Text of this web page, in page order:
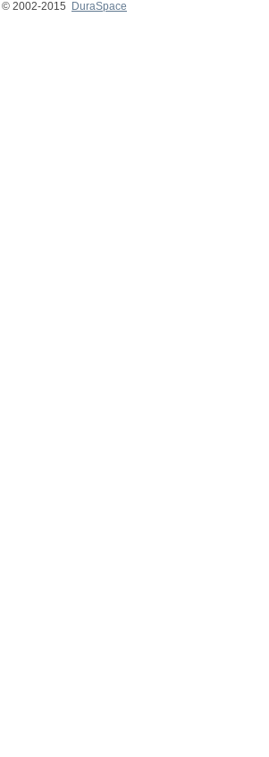
2002-2015
DuraSpace